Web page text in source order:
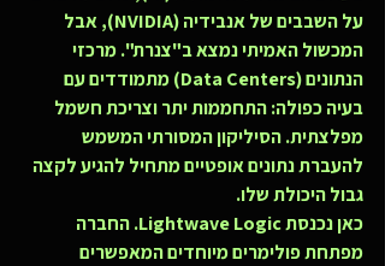
על השבבים של אנבידיה (NVIDIA), אבל
המכשול האמיתי נמצא ב"צנרת". מרכזי
הנתונים (Data Centers) מתמודדים עם
בעיה כפולה: התחממות יתר וצריכת חשמל
מפלצתית. הסיליקון המסורתי המשמש
להעברת נתונים אופטיים מתחיל להגיע לקצה
גבול היכולת שלו.
כאן נכנסת Lightwave Logic. החברה
מפתחת פולימרים מיוחדים המאפשרים